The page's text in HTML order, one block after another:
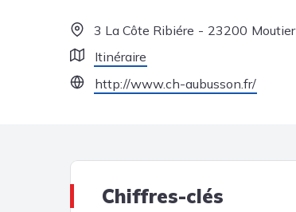
3 La Côte Ribiére 23200
Itinéraire
http://www.ch-aubusson.fr/
Chiffres-clés